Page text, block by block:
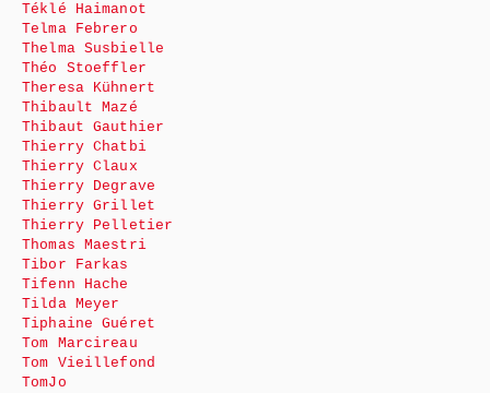
Téklé Haimanot
Telma Febrero
Thelma Susbielle
Théo Stoeffler
Theresa Kühnert
Thibault Mazé
Thibaut Gauthier
Thierry Chatbi
Thierry Claux
Thierry Degrave
Thierry Grillet
Thierry Pelletier
Thomas Maestri
Tibor Farkas
Tifenn Hache
Tilda Meyer
Tiphaine Guéret
Tom Marcireau
Tom Vieillefond
TomJo